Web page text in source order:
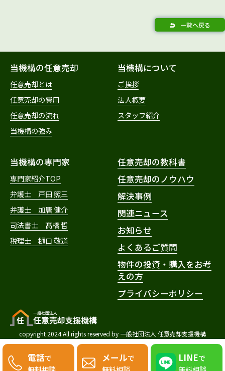
電話で
メールで
LINEで
一覧へ戻る
当機構の任意売却
任意売却とは
任意売却の費用
任意売却の流れ
当機構の強み
当機構について
ご挨拶
法人概要
スタッフ紹介
当機構の専門家
専門家紹介TOP
弁護士 戸田 照三
弁護士 加唐 健介
司法書士 髙橋 哲
税理士 樋口 敬道
任意売却の教科書
任意売却のノウハウ
解決事例
関連ニュース
お知らせ
よくあるご質問
物件の投資・購入をお考
えの方
プライバシーポリシー
copyright 2024 All rights reserved by 一般社団法人 任意売却支援機構